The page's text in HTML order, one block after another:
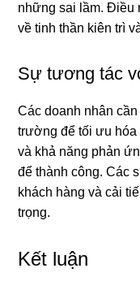
những sai lầm. Điều
về tinh thần kiên trì
Sự tương tác
Các doanh nhân
trường để tối ưu hóa
và khả năng phản
để thành công. Các
khách hàng và cải
trọng.
Kết luận